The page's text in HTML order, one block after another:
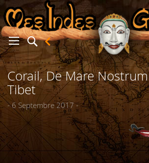
Corail, De Mare
Tibet
- 6 Septembre 2017 -